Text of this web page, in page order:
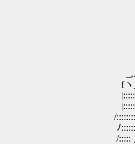
| !r|. ,x＝
| ｉN 辷ﾘ jrリ
| i. |. ｉ ,
| i. |. |
| i. |. |
| i. |. |
_,. ≦ !. ! ヽ/
fヽ_＞..' "´|. |
|:::::ヽ:::::::::::/ ./:
|::::::::ヽ :: / ./:::::
/:::::::::::::;r { /― -
ﾉ:::::::::／: i:.ヾ: :
/::::: ／: : :.j: : : : :